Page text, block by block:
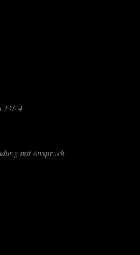
23/24
mit Anspruch